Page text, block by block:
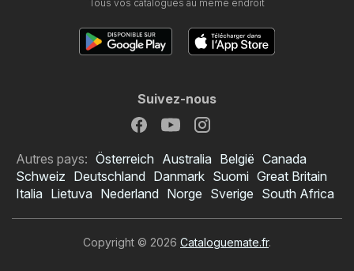
Tous vos catalogues au même endroit
Suivez-nous
Autres pays: Österreich Australia België Canada
Schweiz Deutschland Danmark Suomi Great Britain
Italia Lietuva Nederland Norge Sverige South Africa
Copyright © 2026 Cataloguemate.fr.